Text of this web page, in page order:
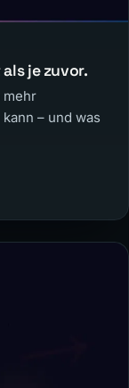
je zuvor.
mehr
– und was